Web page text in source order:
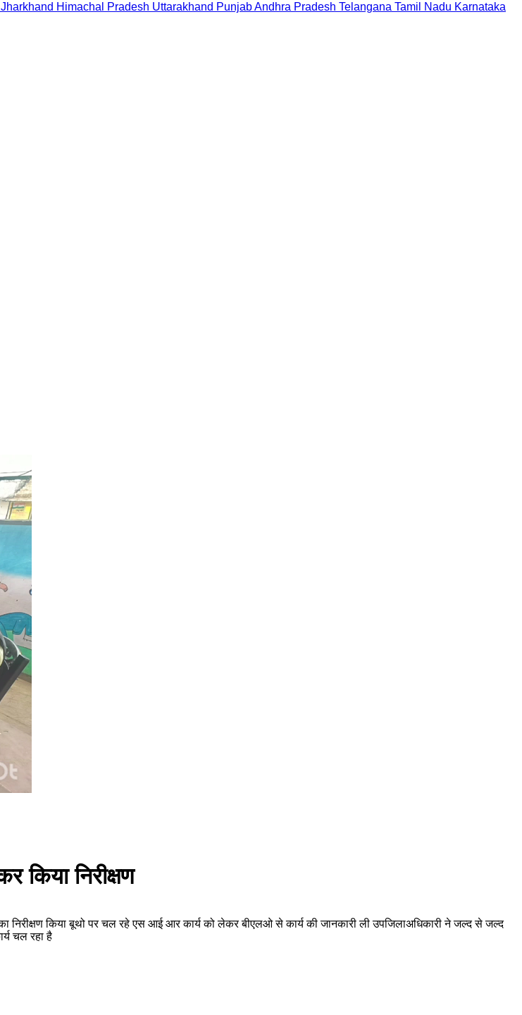
Jharkhand Himachal Pradesh Uttarakhand PunjabAndhra Pradesh Telangana Tamil Nadu Karnataka
निरीक्षण
किया बूथो पर चल रहे एस आई आर कार्य को लेकर बीएलओ से कार्य की जानकारी ली उपजिलाअधिकारी ने जल्द से जल्द
चल रहा है